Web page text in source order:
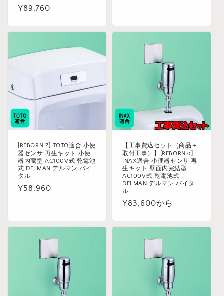
通
価
¥89,760
[REBORN Z] TOTO適合 小便
器センサ 再生キット 小便
器内蔵型 AC100V式 乾電池
式 DELMAN デルマン バイ
タル
通
¥58,960
【工事費込セット（商品＋
取付工事）】[REBORN α]
INAX適合 小便器センサ 再
生キット 壁面内完結型
AC100V式 乾電池式
DELMAN デルマン バイタ
ル
通
価
¥83,600から